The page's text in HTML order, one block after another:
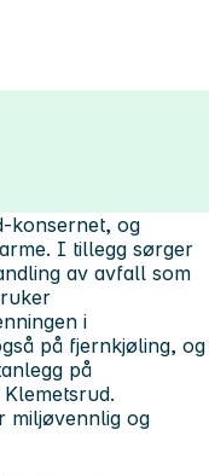
konsernet, og
I tillegg sørger
av avfall som
i
på fjernkjøling, og
på
miljøvennlig og